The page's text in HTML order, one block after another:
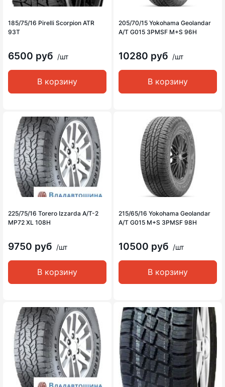
185/75/16 Pirelli Scorpion ATR
93T
6500 руб /шт
В корзину
205/70/15 Yokohama Geolandar
A/T G015 3PMSF M+S 96H
10280 руб /шт
В корзину
225/75/16 Torero Izzarda A/T-2
MP72 XL 108H
9750 руб /шт
В корзину
215/65/16 Yokohama Geolandar
A/T G015 M+S 3PMSF 98H
10500 руб /шт
В корзину